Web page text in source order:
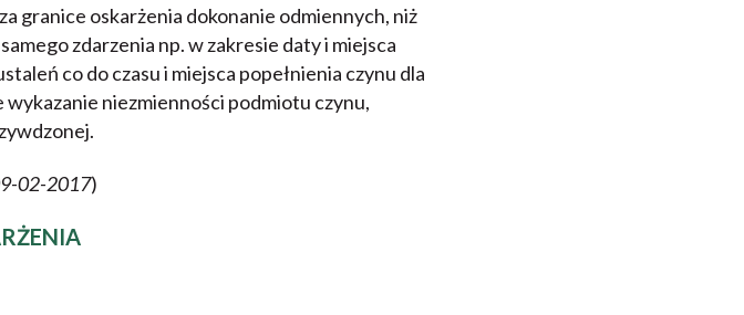
granice oskarżenia dokonanie odmiennych, niż
zdarzenia np. w zakresie daty i miejsca
co do czasu i miejsca popełnienia czynu dla
niezmienności podmiotu czynu,
02-2017)